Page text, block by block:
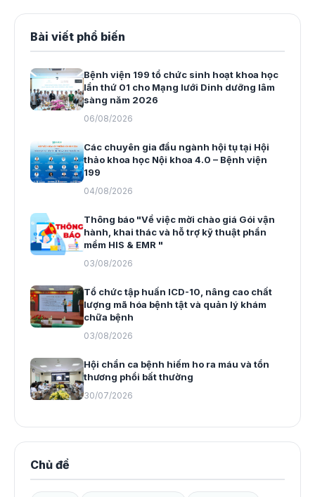
Bài viết phổ biến
Bệnh viện 199 tổ chức sinh hoạt khoa học
lần thứ 01 cho Mạng lưới Dinh dưỡng lâm
sàng năm 2026
06/08/2026
Các chuyên gia đầu ngành hội tụ tại Hội
thảo khoa học Nội khoa 4.0 – Bệnh viện
199
04/08/2026
Thông báo "Về việc mời chào giá Gói vận
hành, khai thác và hỗ trợ kỹ thuật phần
mềm HIS & EMR "
03/08/2026
Tổ chức tập huấn ICD-10, nâng cao chất
lượng mã hóa bệnh tật và quản lý khám
chữa bệnh
03/08/2026
Hội chẩn ca bệnh hiếm ho ra máu và tổn
thương phổi bất thường
30/07/2026
Chủ đề